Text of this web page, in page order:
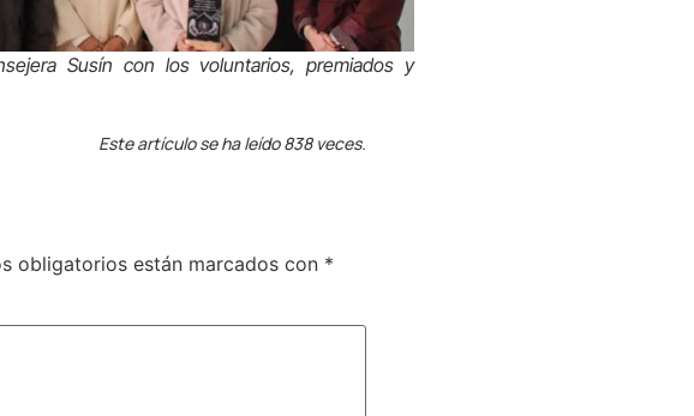
Susín con los voluntarios, premiados y
Este artículo se ha leído 838 veces.
obligatorios están marcados con *